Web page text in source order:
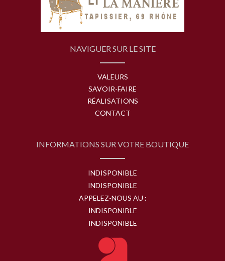
NAVIGUER SUR LE SITE
VALEURS
SAVOIR-FAIRE
RÉALISATIONS
CONTACT
INFORMATIONS SUR VOTRE BOUTIQUE
INDISPONIBLE
INDISPONIBLE
APPELEZ-NOUS AU :
INDISPONIBLE
INDISPONIBLE